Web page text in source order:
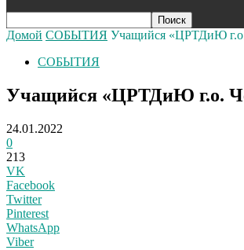
Домой СОБЫТИЯ Учащийся «ЦРТДиЮ г.о.
СОБЫТИЯ
Учащийся «ЦРТДиЮ г.о.
24.01.2022
0
213
VK
Facebook
Twitter
Pinterest
WhatsApp
Viber